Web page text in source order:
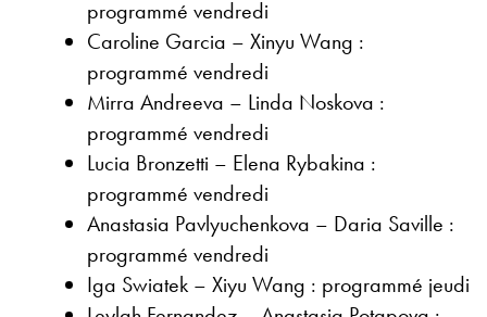
programmé vendredi
Caroline Garcia – Xinyu Wang :
programmé vendredi
Mirra Andreeva – Linda Noskova :
programmé vendredi
Lucia Bronzetti – Elena Rybakina :
programmé vendredi
Anastasia Pavlyuchenkova – Daria Saville :
programmé vendredi
Iga Swiatek – Xiyu Wang : programmé jeudi